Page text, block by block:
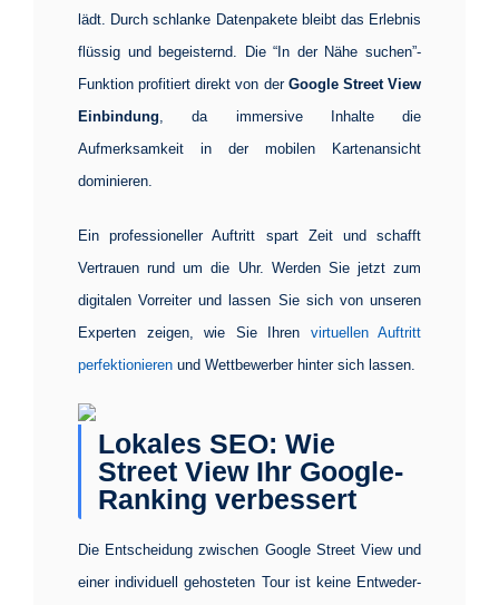
lädt. Durch schlanke Datenpakete bleibt das Erlebnis
flüssig und begeisternd. Die “In der Nähe suchen”-
Funktion profitiert direkt von der Google Street View
Einbindung, da immersive Inhalte die
Aufmerksamkeit in der mobilen Kartenansicht
dominieren.
Ein professioneller Auftritt spart Zeit und schafft
Vertrauen rund um die Uhr. Werden Sie jetzt zum
digitalen Vorreiter und lassen Sie sich von unseren
Experten zeigen, wie Sie Ihren virtuellen Auftritt
perfektionieren und Wettbewerber hinter sich lassen.
Lokales SEO: Wie
Street View Ihr Google-
Ranking verbessert
Die Entscheidung zwischen Google Street View und
einer individuell gehosteten Tour ist keine Entweder-